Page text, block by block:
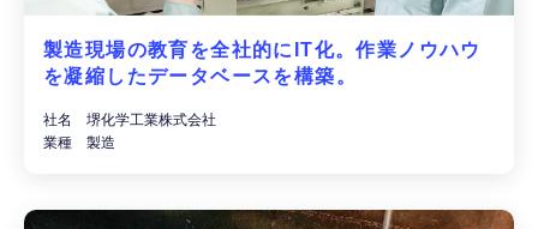
製造現場の教育を全社的にIT化。作業ノウハウ
を凝縮したデータベースを構築。
社名 堺化学工業株式会社
業種 製造